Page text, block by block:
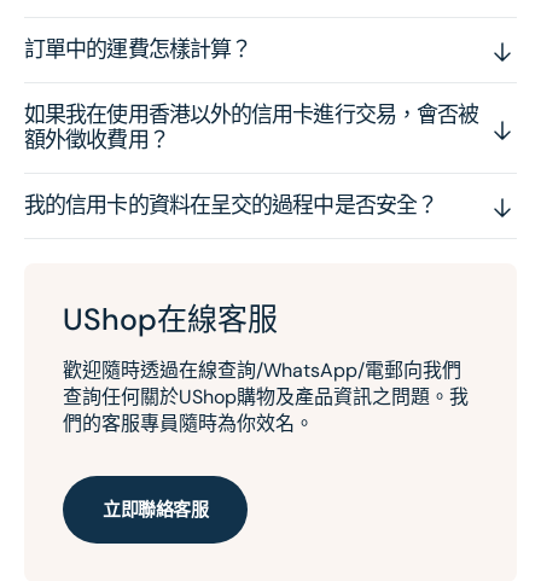
訂單中的運費怎樣計算？
如果我在使用香港以外的信用卡進行交易，會否被
額外徵收費用？
我的信用卡的資料在呈交的過程中是否安全？
UShop在線客服
歡迎隨時透過在線查詢/WhatsApp/電郵向我們
查詢任何關於UShop購物及產品資訊之問題。我
們的客服專員隨時為你效名。
立即聯絡客服